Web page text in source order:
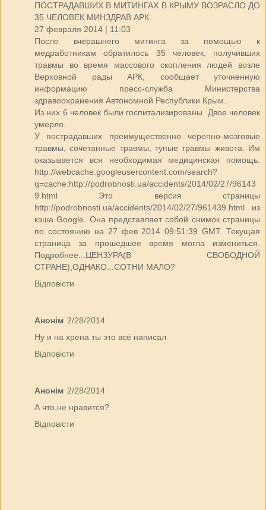
ПОСТРАДАВШИХ В МИТИНГАХ В КРЫМУ ВОЗРАСЛО ДО
35 ЧЕЛОВЕК МИНЗДРАВ АРК.
27 февраля 2014 | 11:03
После вчерашнего митинга за помощью к
медработникам обратилось 35 человек, получивших
травмы во время массового скопления людей возле
Верховной рады АРК, сообщает уточненную
информацию пресс-служба Министерства
здравоохранения Автономной Республики Крым.
Из них 6 человек были госпитализированы. Двое человек
умерло.
У пострадавших преимущественно черепно-мозговые
травмы, сочетанные травмы, тупые травмы живота. Им
оказывается вся необходимая медицинская помощь.
http://webcache.googleusercontent.com/search?
q=cache:http://podrobnosti.ua/accidents/2014/02/27/96143
9.html Это версия страницы
http://podrobnosti.ua/accidents/2014/02/27/961439.html из
кэша Google. Она представляет собой снимок страницы
по состоянию на 27 фев 2014 09:51:39 GMT. Текущая
страница за прошедшее время могла измениться.
Подробнее...ЦЕНЗУРА(В СВОБОДНОЙ
СТРАНЕ),ОДНАКО...СОТНИ МАЛО?
Відповісти
Анонім 2/28/2014
Ну и на хрена ты это всё написал
Відповісти
Анонім 2/28/2014
А что,не нравится?
Відповісти